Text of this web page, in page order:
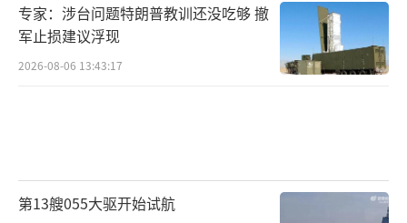
专家：涉台问题特朗普教训还没吃够 撤
军止损建议浮现
2026-08-06 13:43:17
第13艘055大驱开始试航